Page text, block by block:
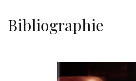
Bibliographie